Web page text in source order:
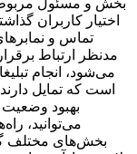
بخش و مسئول مربوطه
اختیار کاربران
تماس و
مدنظر ارتباط
می‌شود، انجام
است که تمایل
بهبود
می‌توانید،
بخش‌های مختلف